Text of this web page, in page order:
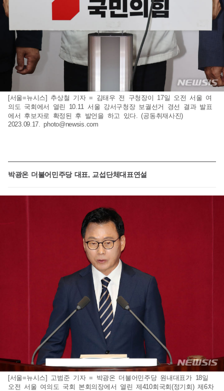
[서울=뉴시스] 추상철 기자 = 김태우 전 구청장이 17일 오전 서울 여
의도 국회에서 열린 10.11 서울 강서구청장 보궐선거 경선 결과 발표
에서 후보자로 확정된 후 발언을 하고 있다. (공동취재사진)
2023.09.17.photo@newsis.com
박광온 더불어민주당 대표, 교섭단체대표연설
[서울=뉴시스] 고범준 기자 = 박광온 더불어민주당 원내대표가 18일
오전 서울 여의도 국회 본회의장에서 열린 제410회국회(정기회) 제6차